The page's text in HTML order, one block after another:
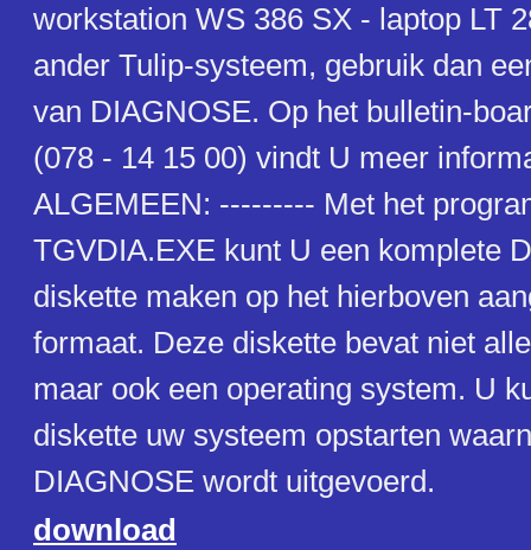
workstation WS 386 SX - laptop LT
ander Tulip-systeem, gebruik dan
van DIAGNOSE. Op het bulletin-
(078 - 14 15 00) vindt U meer
ALGEMEEN: --------- Met het
TGVDIA.EXE kunt U een komplete
diskette maken op het hierboven
formaat. Deze diskette bevat niet
maar ook een operating system. U
diskette uw systeem opstarten
DIAGNOSE wordt uitgevoerd.
download